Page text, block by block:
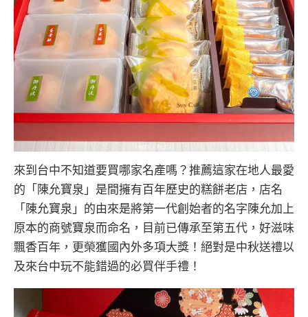
來到台中不知道要買哪家名產嗎？推薦這家在地人最愛
的「陳允寶泉」是間擁有百年歷史的糕餅老店，店名
「陳允寶泉」的由來是將第一代創始者的名字陳允加上
原本的商號寶泉而命名，目前已傳承至第五代，好滋味
飄香百年，更榮獲國內外多項大獎！絕對是中秋送禮以
及來台中玩不能錯過的必買伴手禮！